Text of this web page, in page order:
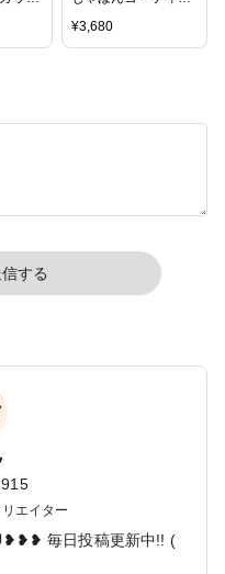
ト
グ どぼん液 200ml
遮光ケース付き
¥3,680
する
エイター
毎日投稿更新中!! (